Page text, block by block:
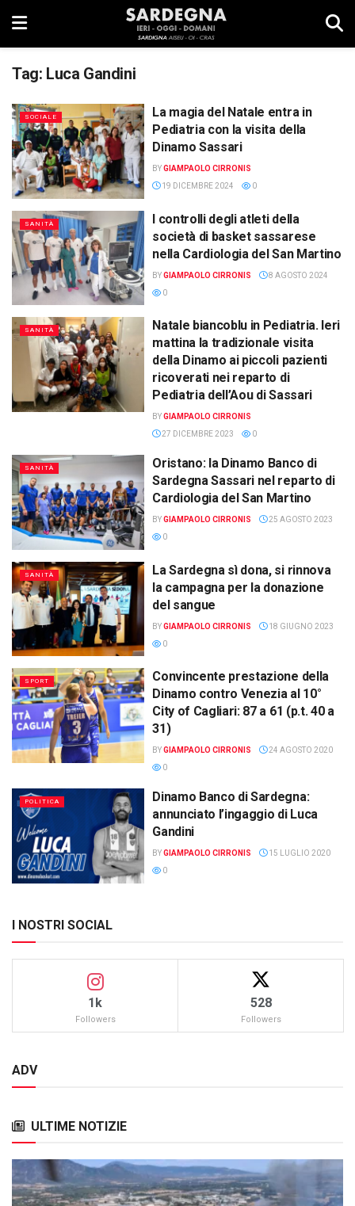
Tag: Luca Gandini
SOCIALE
La magia del Natale entra in
Pediatria con la visita della
Dinamo Sassari
BYGIAMPAOLO CIRRONIS
19 DICEMBRE 2024
0
SANITÀ
I controlli degli atleti della
società di basket sassarese
nella Cardiologia del San Martino
BYGIAMPAOLO CIRRONIS
8 AGOSTO 2024
0
SANITÀ
Natale biancoblu in Pediatria. Ieri
mattina la tradizionale visita
della Dinamo ai piccoli pazienti
ricoverati nei reparto di
Pediatria dell’Aou di Sassari
BYGIAMPAOLO CIRRONIS
27 DICEMBRE 2023
0
SANITÀ
Oristano: la Dinamo Banco di
Sardegna Sassari nel reparto di
Cardiologia del San Martino
BYGIAMPAOLO CIRRONIS
25 AGOSTO 2023
0
SANITÀ
La Sardegna sì dona, si rinnova
la campagna per la donazione
del sangue
BYGIAMPAOLO CIRRONIS
18 GIUGNO 2023
0
SPORT
Convincente prestazione della
Dinamo contro Venezia al 10°
City of Cagliari: 87 a 61 (p.t. 40 a
31)
BYGIAMPAOLO CIRRONIS
24 AGOSTO 2020
0
POLITICA
Dinamo Banco di Sardegna:
annunciato l’ingaggio di Luca
Gandini
BYGIAMPAOLO CIRRONIS
15 LUGLIO 2020
0
I NOSTRI SOCIAL
1k
Followers
528
Followers
ADV
ULTIME NOTIZIE